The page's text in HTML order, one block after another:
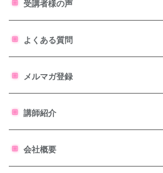
受講者様の声
よくある質問
メルマガ登録
講師紹介
会社概要